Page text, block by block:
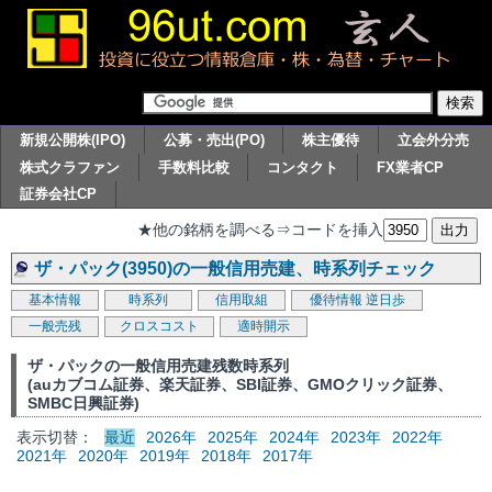
新規公開株(IPO) 公募・売出(PO) 株主優待
立会外分売
株式クラファン
手数料比較 コンタクト
FX業者CP
証券会社CP
★他の銘柄を調べる⇒コードを挿入
ザ・パック(3950)の一般信用売建、時系列チェック
基本情報 時系列 信用取組 優待情報 逆日歩
一般売残
クロスコスト 適時開示
ザ・パックの一般信用売建残数時系列
(auカブコム証券、楽天証券、SBI証券、GMOクリック証券、
SMBC日興証券)
表示切替：
最近 2026年 2025年 2024年 2023年
2022年
2021年
2020年 2019年 2018年 2017年